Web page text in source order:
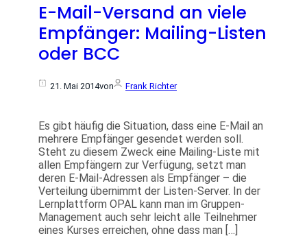
E-Mail-Versand an viele
Empfänger: Mailing-Listen
oder BCC
21. Mai 2014von Frank Richter
Es gibt häufig die Situation, dass eine E-Mail an
mehrere Empfänger gesendet werden soll.
Steht zu diesem Zweck eine Mailing-Liste mit
allen Empfängern zur Verfügung, setzt man
deren E-Mail-Adressen als Empfänger – die
Verteilung übernimmt der Listen-Server. In der
Lernplattform OPAL kann man im Gruppen-
Management auch sehr leicht alle Teilnehmer
eines Kurses erreichen, ohne dass man […]